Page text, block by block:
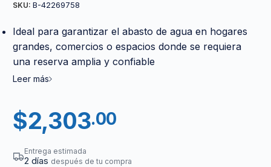
SKU: B-42269758
Ideal para garantizar el abasto de agua en hogares
grandes, comercios o espacios donde se requiera
una reserva amplia y confiable
Leer más
$2,303.00
Entrega estimada
2 días después de tu compra